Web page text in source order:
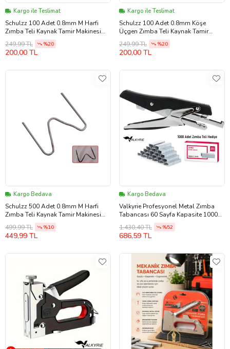
Kargo ile Teslimat
Schulzz 100 Adet 0.8mm M Harfi
Zımba Teli Kaynak Tamir Makinesi
Için (Gümüş Gri)
249,99 TL %20
200,00 TL
Kargo ile Teslimat
Schulzz 100 Adet 0.8mm Köşe
Üçgen Zımba Teli Kaynak Tamir
Makinesi Için (Gümüş Gri)
249,99 TL %20
200,00 TL
Kargo Bedava
Schulzz 500 Adet 0.8mm M Harfi
Zımba Teli Kaynak Tamir Makinesi
Için (Gümüş Gri)
499,99 TL %10
449,99 TL
Kargo Bedava
Valkyrie Profesyonel Metal Zımba
Tabancası 60 Sayfa Kapasite 1000
Zımba Teli HEDİYE Ofis ve Ev
Dayanıklı Siyah
1.430,40 TL %52
686,59 TL